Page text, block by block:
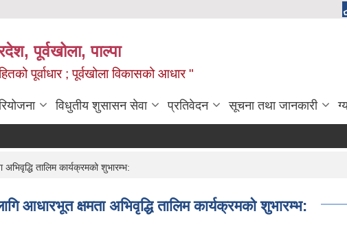
पूर्वखोला, पाल्पा
पूर्वाधार ; पूर्वखोला विकासको आधार "
विधुतीय शुसासन सेवा प्रतिवेदन सूचना तथा जानकारी
तालिम कार्यक्रमको शुभारम्भ:
आधारभूत क्षमता अभिवृद्धि तालिम कार्यक्रमको शुभारम्भ: